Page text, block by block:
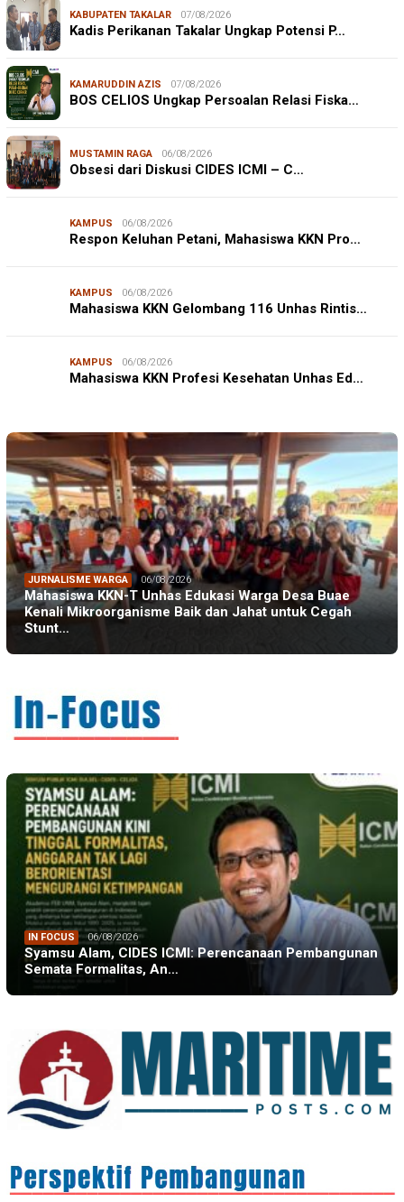
KABUPATEN TAKALAR 07/08/2026
Kadis Perikanan Takalar Ungkap Potensi P…
KAMARUDDIN AZIS 07/08/2026
BOS CELIOS Ungkap Persoalan Relasi Fiska…
MUSTAMIN RAGA 06/08/2026
Obsesi dari Diskusi CIDES ICMI – C…
KAMPUS 06/08/2026
Respon Keluhan Petani, Mahasiswa KKN Pro…
KAMPUS 06/08/2026
Mahasiswa KKN Gelombang 116 Unhas Rintis…
KAMPUS 06/08/2026
Mahasiswa KKN Profesi Kesehatan Unhas Ed…
JURNALISME WARGA 06/08/2026
Mahasiswa KKN-T Unhas Edukasi Warga Desa Buae
Kenali Mikroorganisme Baik dan Jahat untuk Cegah
Stunt…
IN FOCUS 06/08/2026
Syamsu Alam, CIDES ICMI: Perencanaan Pembangunan
Semata Formalitas, An…